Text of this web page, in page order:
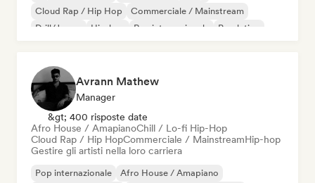
Cloud Rap / Hip Hop
Commerciale / Mainstream
Drill/Jersey
Hip-hop Rap internazionale Pop latino
Avrann Mathew
Manager
&gt; 400 risposte date
Afro House / AmapianoChill / Lo-fi Hip-Hop
Cloud Rap / Hip HopCommerciale / MainstreamHip-hop
Gestire gli artisti nella loro carriera
Pop internazionale
Afro House / Amapiano